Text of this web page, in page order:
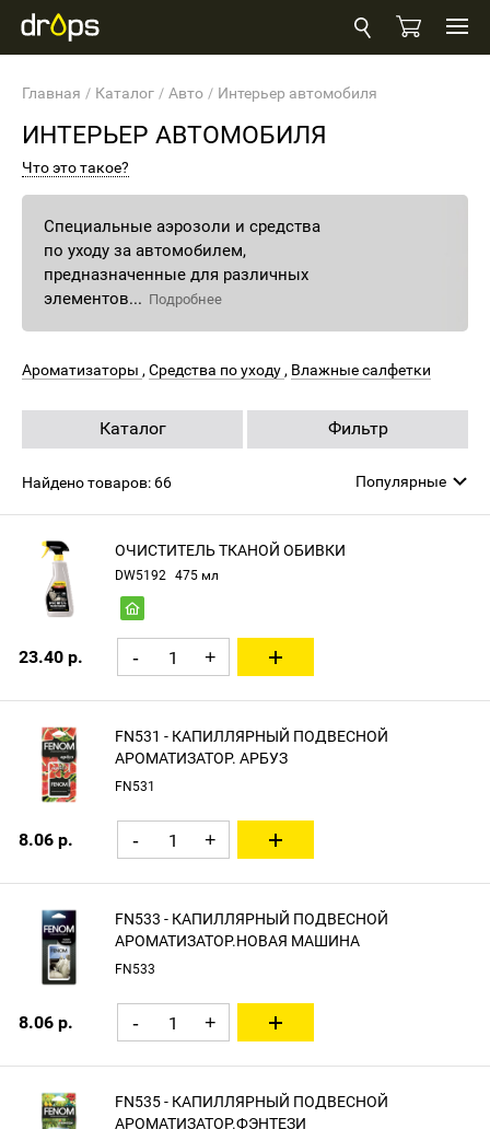
Главная Каталог Авто Интерьер автомобиля
ИНТЕРЬЕР АВТОМОБИЛЯ
Что это такое?
Специальные аэрозоли и средства
по уходу за автомобилем,
предназначенные ‎для различных
элементов... Подробнее
Ароматизаторы , Средства по уходу , Влажные салфетки
Каталог Фильтр
Найдено товаров: 66 Популярные
ОЧИСТИТЕЛЬ ТКАНОЙ ОБИВКИ
DW5192 475 мл
23.40 р. - +
FN531 - КАПИЛЛЯРНЫЙ ПОДВЕСНОЙ
АРОМАТИЗАТОР. АРБУЗ
FN531
8.06 р. - +
FN533 - КАПИЛЛЯРНЫЙ ПОДВЕСНОЙ
АРОМАТИЗАТОР.НОВАЯ МАШИНА
FN533
8.06 р. - +
FN535 - КАПИЛЛЯРНЫЙ ПОДВЕСНОЙ
АРОМАТИЗАТОР.ФЭНТЕЗИ